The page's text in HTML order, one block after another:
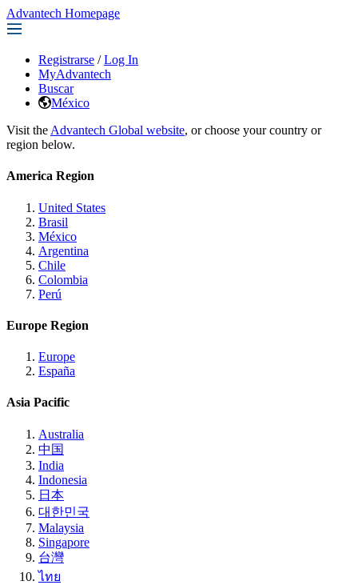
Advantech Homepage
Registrarse / Log In
MyAdvantech
Buscar
México
Visit the Advantech Global website, or choose your country or
region below.
America Region
United States
Brasil
México
Argentina
Chile
Colombia
Perú
Europe Region
Europe
España
Asia Pacific
Australia
中国
India
Indonesia
日本
대한민국
Malaysia
Singapore
台灣
ไทย